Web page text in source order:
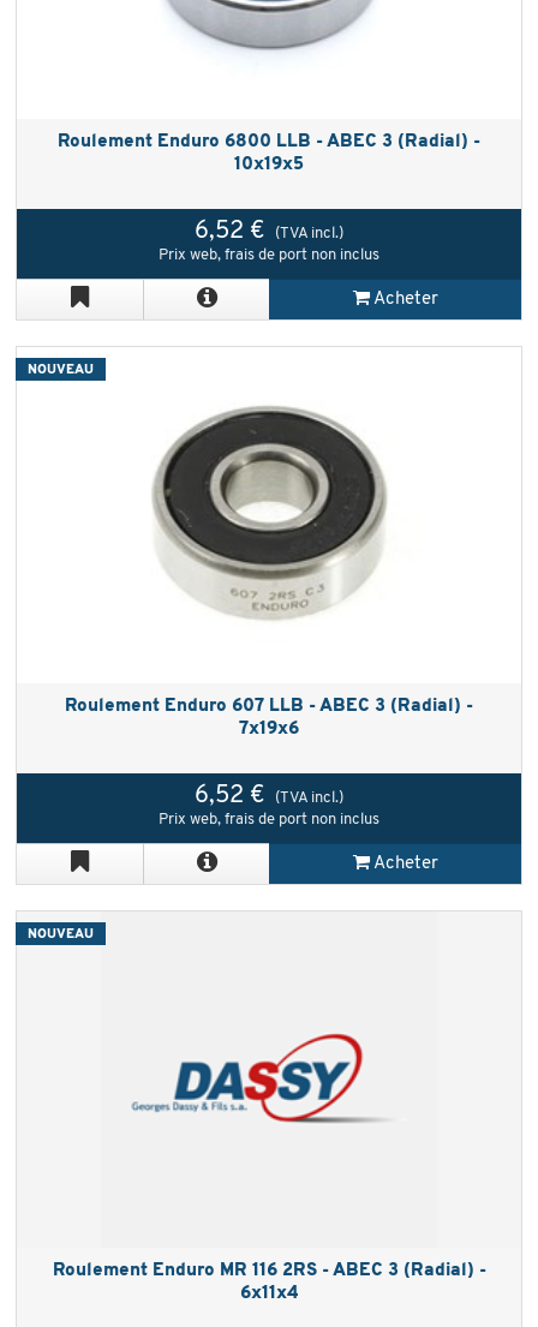
Roulement Enduro 6800 LLB - ABEC 3 (Radial) -
10x19x5
6,52 €
(TVA incl.)
Prix web, frais de port non inclus
Acheter
Roulement Enduro 607 LLB - ABEC 3 (Radial) -
7x19x6
6,52 €
(TVA incl.)
Prix web, frais de port non inclus
Acheter
NOUVEAU
Roulement Enduro MR 116 2RS - ABEC 3 (Radial) -
6x11x4
NOUVEAU